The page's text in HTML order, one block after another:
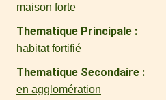
maison forte
Thematique Principale
habitat fortifié
Thematique Secondaire
en agglomération